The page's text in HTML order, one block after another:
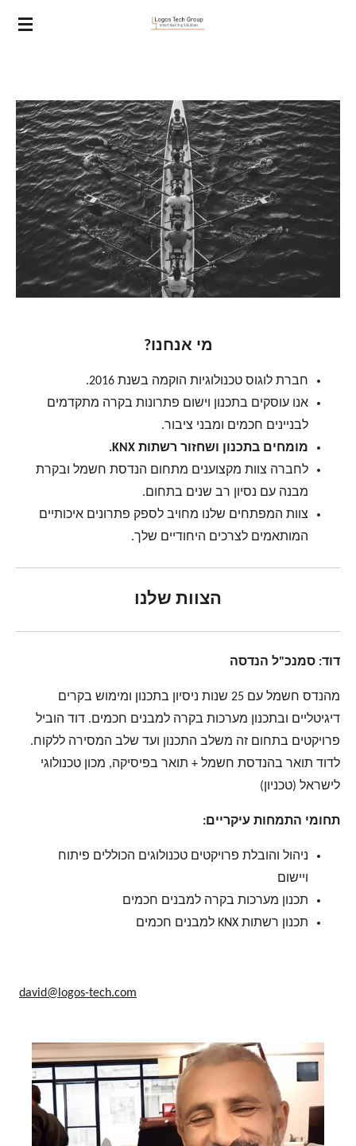
מי אנחנו?
חברת לוגוס טכנולוגיות הוקמה בשנת 2016.
אנו עוסקים בתכנון וישום פתרונות בקרה מתקדמים
לבניינים חכמים ומבני ציבור.
מומחים בתכנון ושחזור רשתות KNX.
לחברה צוות מקצוענים מתחום הנדסת חשמל ובקרת
מבנה עם נסיון רב שנים בתחום.
צוות המפתחים שלנו מחויב לספק פתרונים איכותיים
המותאמים לצרכים היחודיים שלך.
הצוות שלנו
דוד: סמנכ"ל הנדסה
מהנדס חשמל עם 25 שנות ניסיון בתכנון ומימוש בקרים
דיגיטליים ובתכנון מערכות בקרה למבנים חכמים. דוד הוביל
פרויקטים בתחום זה משלב התכנון ועד שלב המסירה ללקוח.
לדוד תואר בהנדסת חשמל + תואר בפיסיקה, מכון טכנולוגי
לישראל (טכניון)
תחומי התמחות עיקריים:
ניהול והובלת פרויקטים טכנולוגים הכוללים פיתוח
ויישום
תכנון מערכות בקרה למבנים חכמים
תכנון רשתות KNX למבנים חכמים
david@logos-tech.com